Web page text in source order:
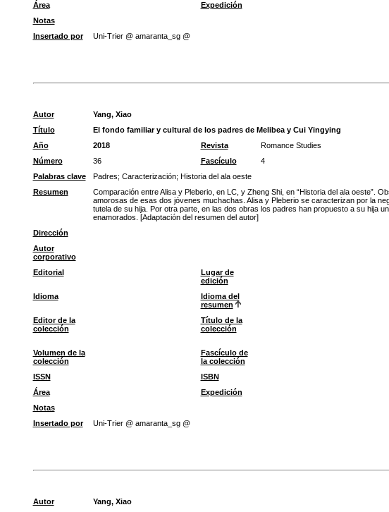
Área
Expedición
Notas
Insertado por
Uni-Trier @ amaranta_sg @
Autor
Yang, Xiao
Título
El fondo familiar y cultural de los padres de Melibea y Cui Yingying
Año
2018 Revista Romance Studies
Número
36 Fascículo 4
Palabras clave
Padres; Caracterización; Historia del ala oeste
Resumen
Comparación entre Alisa y Pleberio, en LC, y Zheng Shi, en “Historia del ala oeste”.
amorosas de esas dos jóvenes muchachas. Alisa y Pleberio se caracterizan por la
tutela de su hija. Por otra parte, en las dos obras los padres han propuesto a su hija
enamorados. [Adaptación del resumen del autor]
Dirección
Autor
corporativo
Editorial
Lugar de
edición
Idioma
Idioma del
resumen
Editor de la
colección
Título de la
colección
Volumen de la
colección
Fascículo de
la colección
ISSN ISBN
Área
Expedición
Notas
Insertado por
Uni-Trier @ amaranta_sg @
Autor
Yang, Xiao